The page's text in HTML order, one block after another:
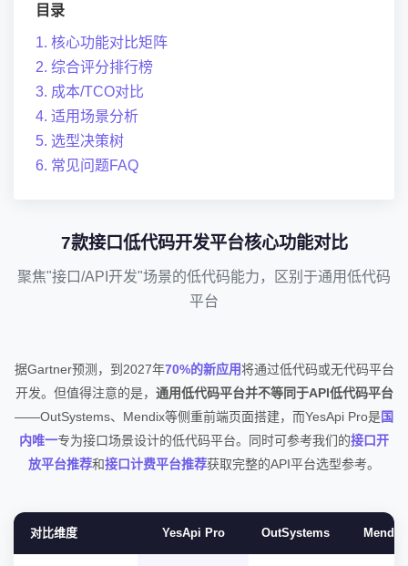
目录
1. 核心功能对比矩阵
2. 综合评分排行榜
3. 成本/TCO对比
4. 适用场景分析
5. 选型决策树
6. 常见问题FAQ
7款接口低代码开发平台核心功能对比
聚焦"接口/API开发"场景的低代码能力，区别于通用低代码
平台
据Gartner预测，到2027年70%的新应用将通过低代码或无代码平台
开发。但值得注意的是， 通用低代码平台并不等同于API低代码平台
——OutSystems、Mendix等侧重前端页面搭建，而YesApi Pro是国
内唯一专为接口场景设计的低代码平台。同时可参考我们的接口开
放平台推荐和接口计费平台推荐获取完整的API平台选型参考。
对比维度 YesApi Pro OutSystems Mendix